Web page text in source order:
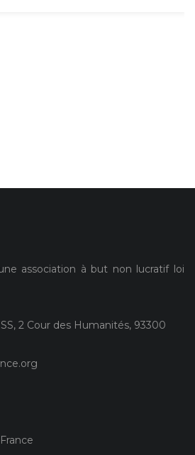
association à but non lucratif loi
2 Cour des Humanités, 93300